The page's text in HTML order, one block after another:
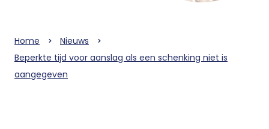
Home
Nieuws
Beperkte tijd voor aanslag als een schenking niet is
aangegeven